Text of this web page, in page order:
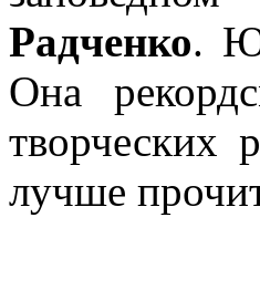
Радченко.
Она
творческих
лучше